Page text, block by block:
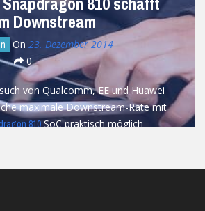
Downstream
On 23. Dezember 2014
0
von Qualcomm, EE und Huawei
maximale Downstream-Rate mit
810SoC praktisch möglich